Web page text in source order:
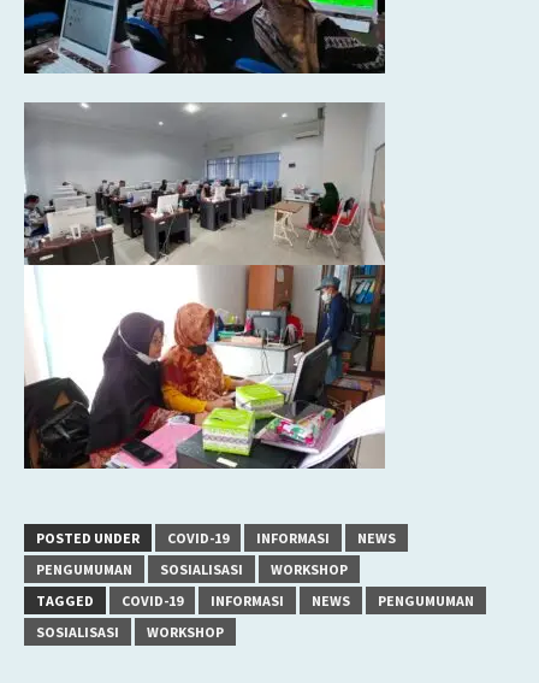
POSTED UNDER COVID-19 INFORMASI
NEWS
PENGUMUMAN
SOSIALISASI
WORKSHOP
TAGGED
COVID-19 INFORMASI NEWS
PENGUMUMAN
SOSIALISASI
WORKSHOP